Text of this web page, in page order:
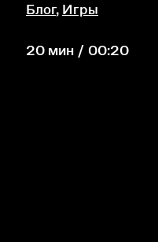
Блог, Игры
20 мин / 00:20